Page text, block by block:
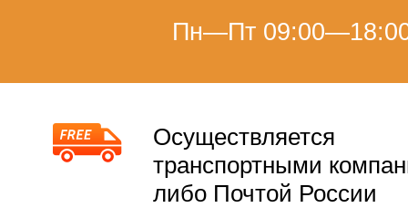
Пн—Пт
Осуществляется
транспортными
либо Почтой России